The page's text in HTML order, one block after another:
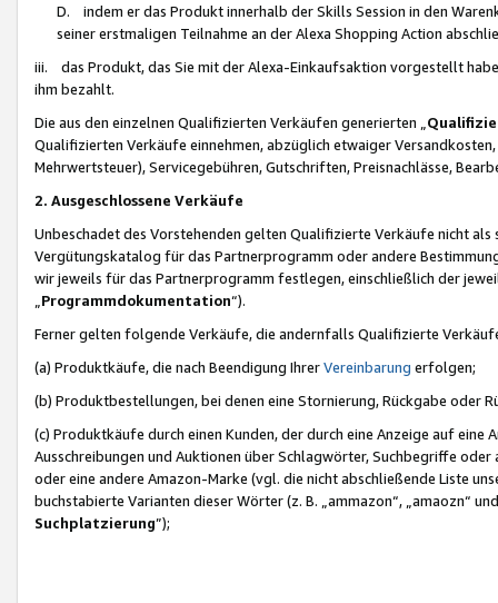
D. indem er das Produkt innerhalb der Skills Session in den
seiner erstmaligen Teilnahme an der Alexa Shopping Action
iii. das Produkt, das Sie mit der Alexa-Einkaufsaktion vorgestellt
ihm bezahlt.
Die aus den einzelnen Qualifizierten Verkäufen generierten „
Qualifizierten Verkäufe einnehmen, abzüglich etwaiger
Mehrwertsteuer), Servicegebühren, Gutschriften, Preisnachlässe,
2. Ausgeschlossene Verkäufe
Unbeschadet des Vorstehenden gelten Qualifizierte Verkäufe nicht
Vergütungskatalog für das Partnerprogramm oder andere
wir jeweils für das Partnerprogramm festlegen, einschließlich der
Programmdokumentation“).
Ferner gelten folgende Verkäufe, die andernfalls Qualifizierte
(a) Produktkäufe, die nach Beendigung IhrerVereinbarung erfolgen;
(b) Produktbestellungen, bei denen eine Stornierung, Rückgabe oder
(c) Produktkäufe durch einen Kunden, der durch eine Anzeige auf
Ausschreibungen und Auktionen über Schlagwörter, Suchbegriffe
oder eine andere Amazon-Marke (vgl. die nicht abschließende Liste
buchstabierte Varianten dieser Wörter (z. B. „ammazon“, „amaozn“
Suchplatzierung”);